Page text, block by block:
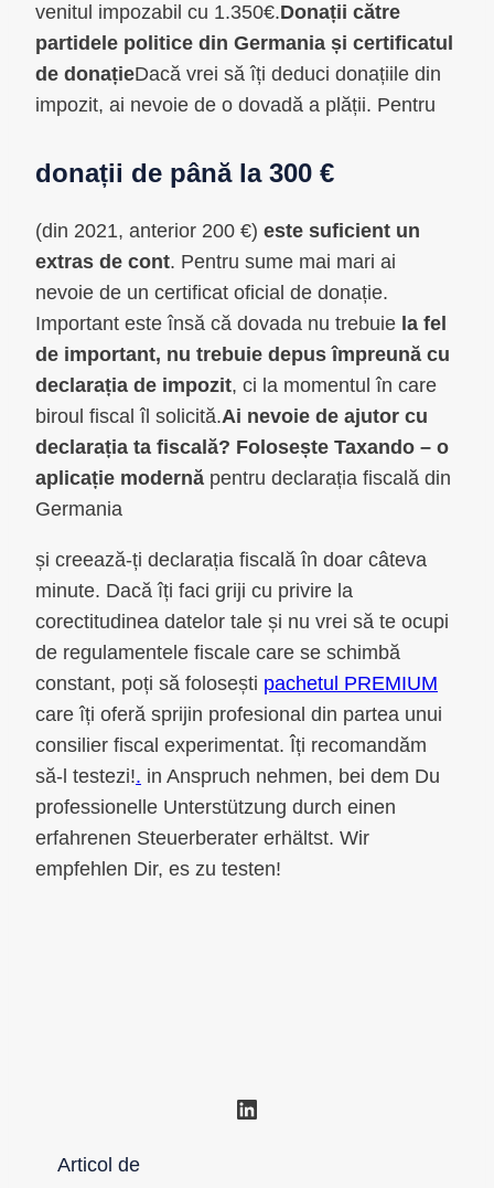
venitul impozabil cu 1.350€.Donații către
partidele politice din Germania și certificatul
de donațieDacă vrei să îți deduci donațiile din
impozit, ai nevoie de o dovadă a plății. Pentru
donații de până la 300 €
(din 2021, anterior 200 €) este suficient un
extras de cont. Pentru sume mai mari ai
nevoie de un certificat oficial de donație.
Important este însă că dovada nu trebuie la fel
de important, nu trebuie depus împreună cu
declarația de impozit, ci la momentul în care
biroul fiscal îl solicită.Ai nevoie de ajutor cu
declarația ta fiscală? Folosește Taxando – o
aplicație modernă pentru declarația fiscală din
Germania
și creează-ți declarația fiscală în doar câteva
minute. Dacă îți faci griji cu privire la
corectitudinea datelor tale și nu vrei să te ocupi
de regulamentele fiscale care se schimbă
constant, poți să folosești pachetul PREMIUM
care îți oferă sprijin profesional din partea unui
consilier fiscal experimentat. Îți recomandăm
să-l testezi!. in Anspruch nehmen, bei dem Du
professionelle Unterstützung durch einen
erfahrenen Steuerberater erhältst. Wir
empfehlen Dir, es zu testen!
LinkedIn
Articol de